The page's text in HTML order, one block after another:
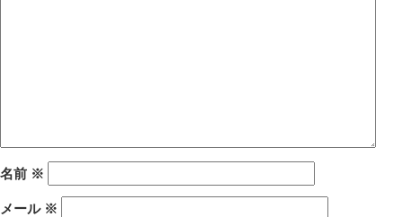
名前 ※
メール ※